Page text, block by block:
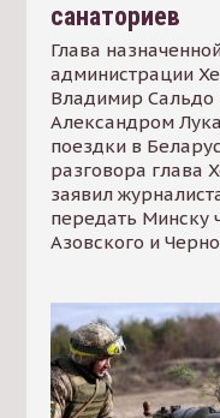
санаториев
Глава
администрации
Владимир Сальдо
Александром
поездки в
разговора глава
заявил
передать Минску
Азовского и